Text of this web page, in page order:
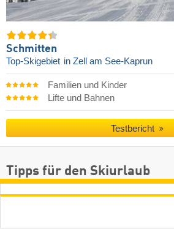
Schmitten
Top-Skigebiet in Zell am See-Kaprun
Familien und Kinder
Lifte und Bahnen
Testbericht
Tipps für den Skiurlaub